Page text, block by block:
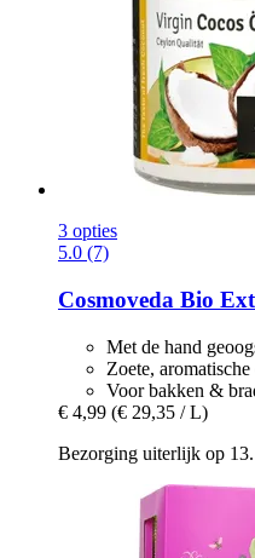
3 opties
5.0 (7)
Cosmoveda Bio
Met de hand
Zoete,
Voor bakken &
€ 4,99 (€ 29,35 / L)
Bezorging uiterlijk op 13.